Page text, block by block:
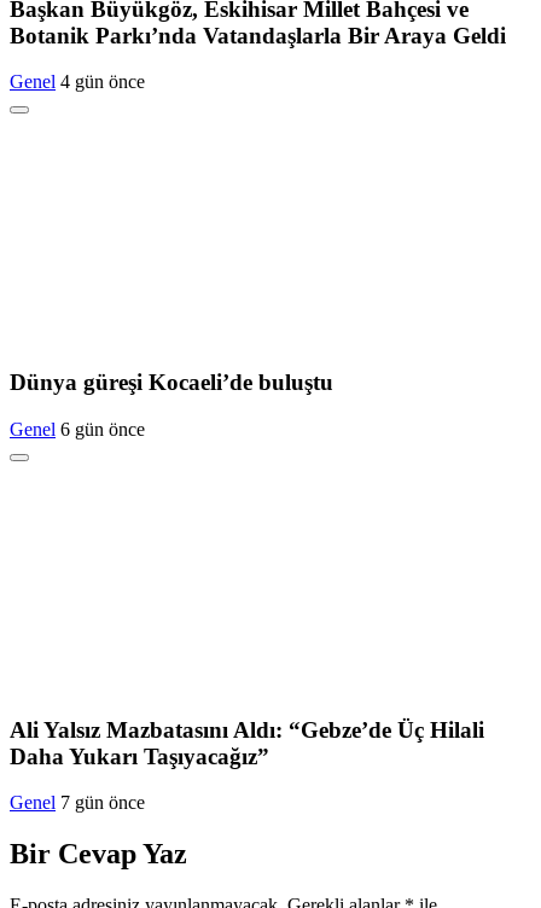
Başkan Büyükgöz, Eskihisar Millet Bahçesi ve
Botanik Parkı’nda Vatandaşlarla Bir Araya Geldi
Genel 4 gün önce
Dünya güreşi Kocaeli’de buluştu
Genel 6 gün önce
Ali Yalsız Mazbatasını Aldı: “Gebze’de Üç Hilali
Daha Yukarı Taşıyacağız”
Genel 7 gün önce
Bir Cevap Yaz